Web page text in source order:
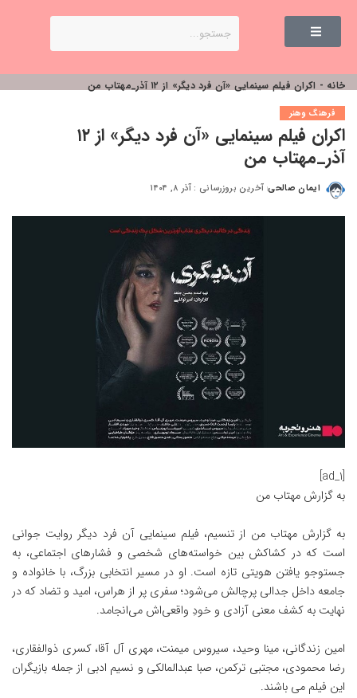
خانه - اکران فیلم سینمایی «آن فرد دیگر» از ۱۲ آذر_مهتاب من
فرهنگ وهنر
اکران فیلم سینمایی «آن فرد دیگر» از ۱۲
آذر_مهتاب من
ایمان صالحی آخرین بروزرسانی : آذر ۸, ۱۴۰۴
[ad_1]
به گزارش مهتاب من
به گزارشمهتاب من از تنسیم، فیلم سینمایی آن فرد دیگر روایت جوانی
است که در کشاکش بین خواسته‌های شخصی و فشارهای اجتماعی، به
جستوجو یافتن هویتی تازه است. او در مسیر انتخابی بزرگ، با خانواده و
جامعه داخل جدالی پرچالش می‌شود؛ سفری پر از هراس، امید و تضاد که در
نهایت به کشف معنی آزادی و خودِ واقعی‌اش می‌انجامد.
امین زندگانی، مینا وحید، سیروس میمنت، مهری آل آقا، کسری ذوالفقاری،
رضا محمودی، مجتبی ترکمن، صبا عبدالمالکی و نسیم ادبی از جمله بازیگران
این فیلم می باشند.